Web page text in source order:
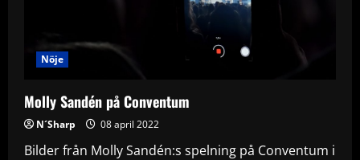
Nöje
Molly Sandén på Conventum
N´Sharp 08 april 2022
Bilder från Molly Sandén:s spelning på Conventum i